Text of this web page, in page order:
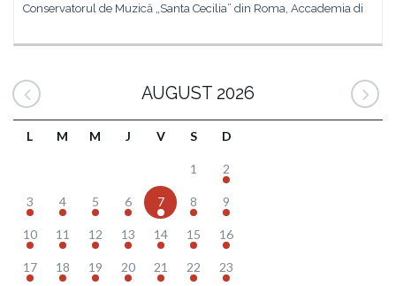
Conservatorul de Muzică „Santa Cecilia” din Roma, Accademia di
AUGUST 2026
L M M J V S D
1 2
3 4 5 6 7 8 9
10 11 12 13 14 15 16
17 18 19 20 21 22 23